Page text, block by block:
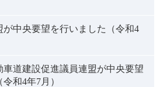
が中央要望を行いました（令和4
車道建設促進議員連盟が中央要望
和4年7月）